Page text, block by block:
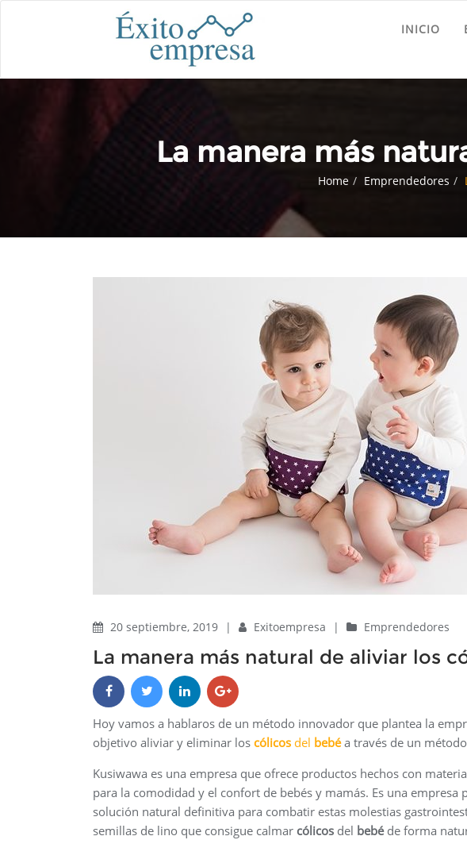
INICIO
La manera más
Home Emprendedores
20 septiembre, 2019 | Exitoempresa | Emprendedores
La manera más natural de aliviar los
Hoy vamos a hablaros de un método innovador que plantea la
objetivo aliviar y eliminar los cólicos del bebéa través de un
Kusiwawa es una empresa que ofrece productos hechos con
para la comodidad y el confort de bebés y mamás. Es una empresa
solución natural definitiva para combatir estas molestias
semillas de lino que consigue calmar cólicos del bebéde forma